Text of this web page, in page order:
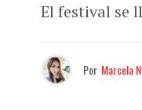
El festival se
Por Marcela